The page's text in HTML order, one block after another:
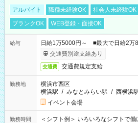
アルバイト 職種未経験OK 社会人未経験OK
ブランクOK
WEB登録・面接OK
給与
日給1万5000円～ ■最大で日給2万
交通費別途支給あり
交通費 交通費規定支給
勤務地
横浜市西区
横浜駅 / みなとみらい駅 / 西横浜
イベント会場
勤務時間
＜シフト例＞ いろいろなシフトで